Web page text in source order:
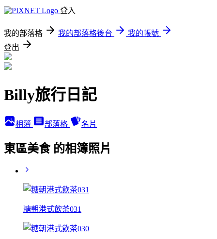
登入
我的部落格 我的部落格後台
我的帳號
登出
Billy旅行日記
相簿 部落格 名片
東區美食 的相簿照片
糖朝港式飲茶031